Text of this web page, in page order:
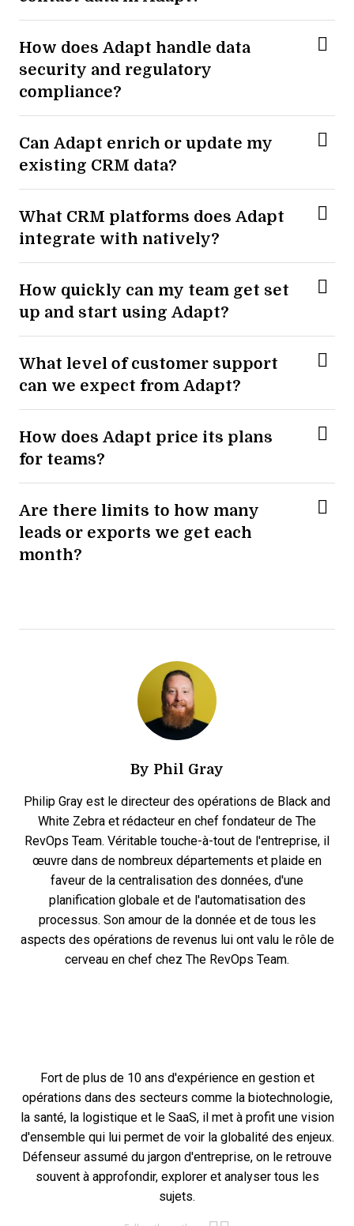
How does Adapt handle data
security and regulatory
compliance?
Can Adapt enrich or update my
existing CRM data?
What CRM platforms does Adapt
integrate with natively?
How quickly can my team get set
up and start using Adapt?
What level of customer support
can we expect from Adapt?
How does Adapt price its plans
for teams?
Are there limits to how many
leads or exports we get each
month?
By Phil Gray
Philip Gray est le directeur des opérations de Black and
White Zebra et rédacteur en chef fondateur de The
RevOps Team. Véritable touche-à-tout de l'entreprise, il
œuvre dans de nombreux départements et plaide en
faveur de la centralisation des données, d'une
planification globale et de l'automatisation des
processus. Son amour de la donnée et de tous les
aspects des opérations de revenus lui ont valu le rôle de
cerveau en chef chez The RevOps Team.
Fort de plus de 10 ans d'expérience en gestion et
opérations dans des secteurs comme la biotechnologie,
la santé, la logistique et le SaaS, il met à profit une vision
d'ensemble qui lui permet de voir la globalité des enjeux.
Défenseur assumé du jargon d'entreprise, on le retrouve
souvent à approfondir, explorer et analyser tous les
sujets.